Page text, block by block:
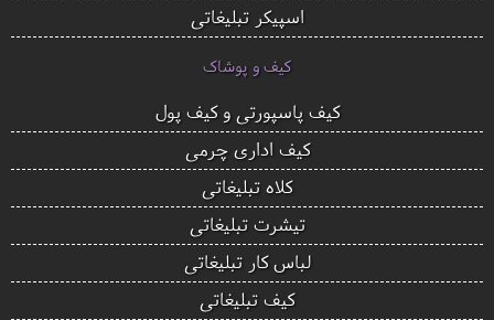
اسپیکر تبلیغاتی
کیف و پوشاک
کیف پاسپورتی و کیف پول
کیف اداری چرمی
کلاه تبلیغاتی
تیشرت تبلیغاتی
لباس کار تبلیغاتی
کیف تبلیغاتی